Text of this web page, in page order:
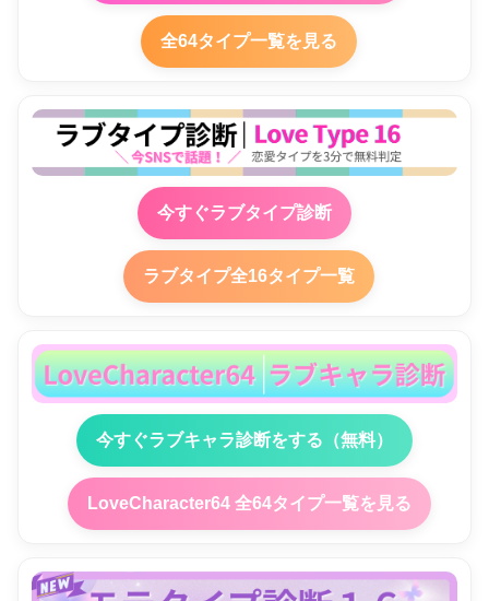
全64タイプ一覧を見る
今すぐラブタイプ診断
ラブタイプ全16タイプ一覧
今すぐラブキャラ診断をする（無料）
LoveCharacter64 全64タイプ一覧を見る